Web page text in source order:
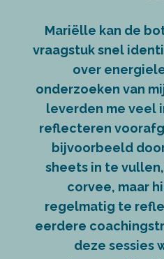
Mariëlle kan de
vraagstuk snel
over
onderzoeken van
leverden me veel
reflecteren
bijvoorbeeld
sheets in te
corvee, maar
regelmatig te
eerdere
deze sessies